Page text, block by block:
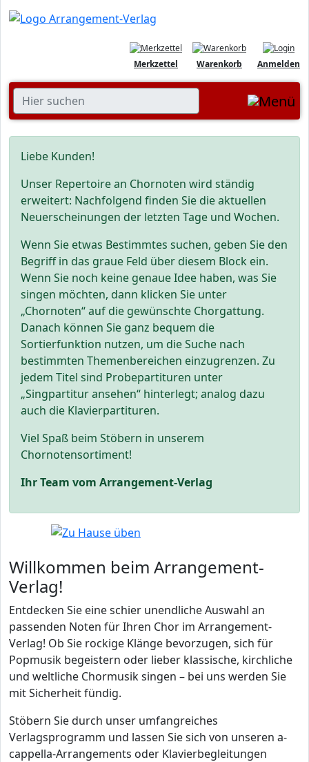
Anmelden
Warenkorb
Merkzettel
Liebe Kunden!
Unser Repertoire an Chornoten wird ständig
erweitert: Nachfolgend finden Sie die aktuellen
Neuerscheinungen der letzten Tage und Wochen.
Wenn Sie etwas Bestimmtes suchen, geben Sie den
Begriff in das graue Feld über diesem Block ein.
Wenn Sie noch keine genaue Idee haben, was Sie
singen möchten, dann klicken Sie unter
„Chornoten“ auf die gewünschte Chorgattung.
Danach können Sie ganz bequem die
Sortierfunktion nutzen, um die Suche nach
bestimmten Themenbereichen einzugrenzen. Zu
jedem Titel sind Probepartituren unter
„Singpartitur ansehen“ hinterlegt; analog dazu
auch die Klavierpartituren.
Viel Spaß beim Stöbern in unserem
Chornotensortiment!
Ihr Team vom Arrangement-Verlag
Willkommen beim Arrangement-
Verlag!
Entdecken Sie eine schier unendliche Auswahl an
passenden Noten für Ihren Chor im Arrangement-
Verlag! Ob Sie rockige Klänge bevorzugen, sich für
Popmusik begeistern oder lieber klassische, kirchliche
und weltliche Chormusik singen – bei uns werden Sie
mit Sicherheit fündig.
Stöbern Sie durch unser umfangreiches
Verlagsprogramm und lassen Sie sich von unseren a-
cappella-Arrangements oder Klavierbegleitungen